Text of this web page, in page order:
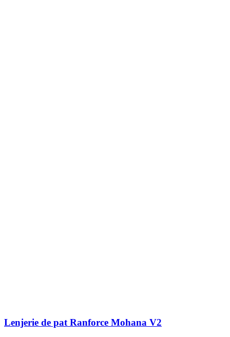
Lenjerie de pat Ranforce Mohana V2